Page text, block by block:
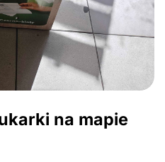
na mapie